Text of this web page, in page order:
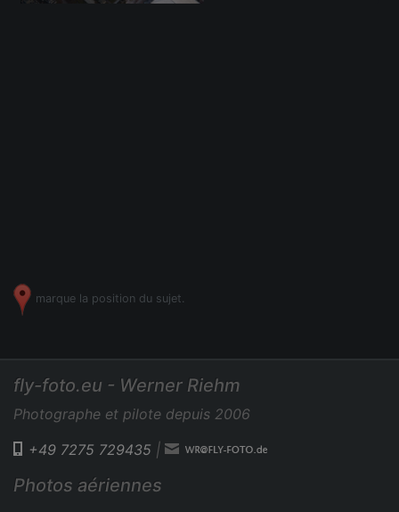
marque la position du sujet.
fly-foto.eu - Werner Riehm
Photographe et pilote depuis 2006
+49 7275 729435 |
Photos aériennes